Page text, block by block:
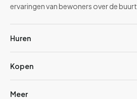
ervaringen van bewoners over de buurt.
Huren
Kopen
Meer